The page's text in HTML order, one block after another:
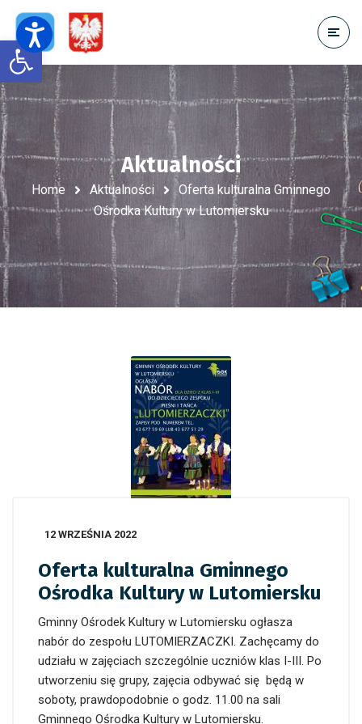
Open toolbar
Aktualności
Home Aktualności
Oferta kulturalna Gminnego
Ośrodka Kultury w Lutomiersku
12 WRZEŚNIA 2022
Oferta kulturalna Gminnego
Ośrodka Kultury w Lutomiersku
Gminny Ośrodek Kultury w Lutomiersku ogłasza
nabór do zespołu LUTOMIERZACZKI. Zachęcamy do
udziału w zajęciach szczególnie uczniów klas I-III. Po
utworzeniu się grupy, zajęcia odbywać się będą w
soboty, prawdopodobnie o godz. 11.00 na sali
Gminnego Ośrodka Kultury w Lutomiersku.